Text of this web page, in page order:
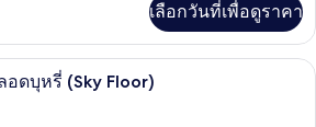
เลือกวันที่เพื่อดูราคา
โต๊ะทำงาน, พื้นที่ทำงานแบบใช้แล็ปท็อ
ดบุหรี่ (Sky Floor)